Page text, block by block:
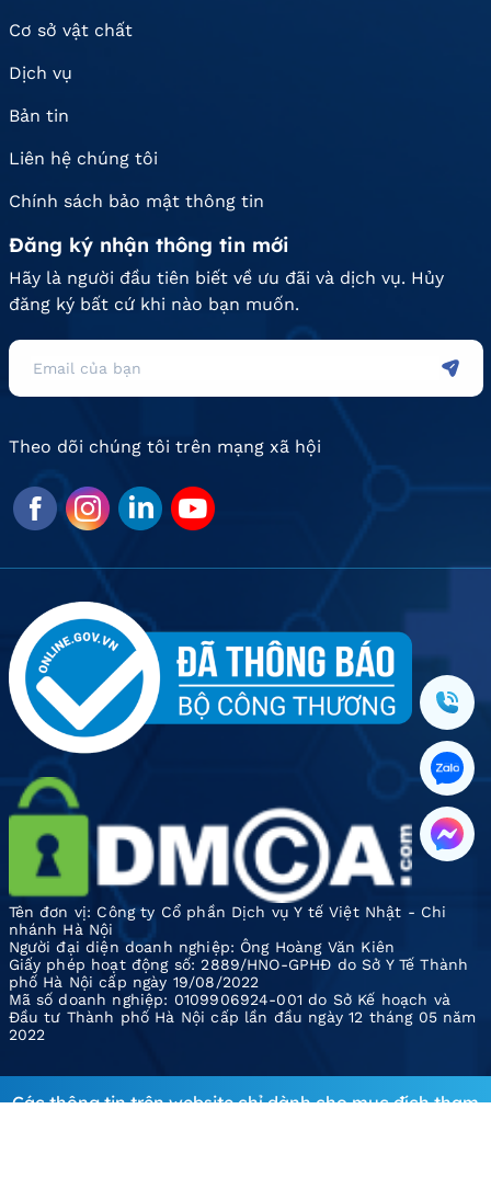
Cơ sở vật chất
Dịch vụ
Bản tin
Liên hệ chúng tôi
Chính sách bảo mật thông tin
Đăng ký nhận thông tin mới
Hãy là người đầu tiên biết về ưu đãi và dịch vụ. Hủy
đăng ký bất cứ khi nào bạn muốn.
Theo dõi chúng tôi trên mạng xã hội
Tên đơn vị: Công ty Cổ phần Dịch vụ Y tế Việt Nhật - Chi
nhánh Hà Nội
Người đại diện doanh nghiệp: Ông Hoàng Văn Kiên
Giấy phép hoạt động số: 2889/HNO-GPHĐ do Sở Y Tế Thành
phố Hà Nội cấp ngày 19/08/2022
Mã số doanh nghiệp: 0109906924-001 do Sở Kế hoạch và
Đầu tư Thành phố Hà Nội cấp lần đầu ngày 12 tháng 05 năm
2022
Các thông tin trên website chỉ dành cho mục đích tham